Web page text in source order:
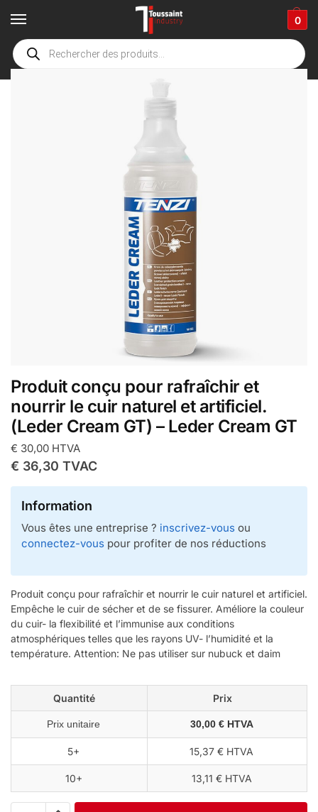
0
Accueil boutique / Accessoires de nettoyage
Produit conçu pour rafraîchir et
nourrir le cuir naturel et artificiel.
(Leder Cream GT) – Leder Cream GT
€ 30,00 HTVA
€ 36,30 TVAC
Information
Vous êtes une entreprise ? inscrivez-vous ou
connectez-vous pour profiter de nos réductions
Produit conçu pour rafraîchir et nourrir le cuir naturel et artificiel.
Empêche le cuir de sécher et de se fissurer. Améliore la couleur
du cuir- la flexibilité et l’immunise aux conditions
atmosphériques telles que les rayons UV- l’humidité et la
température. Attention: Ne pas utiliser sur nubuck et daim
Quantité Prix
Prix unitaire 30,00 € HTVA
5+ 15,37 € HTVA
10+ 13,11 € HTVA